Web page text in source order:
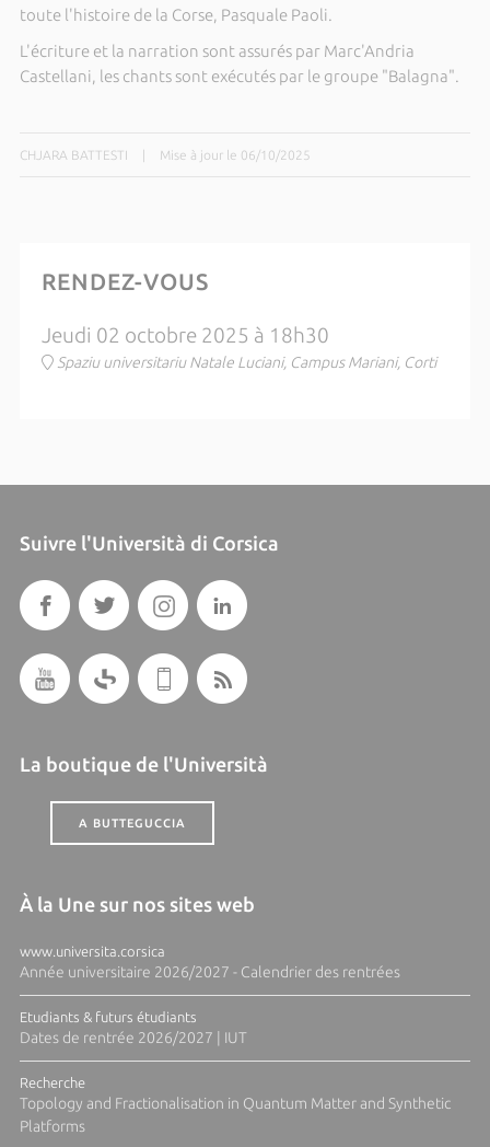
toute l'histoire de la Corse, Pasquale Paoli.
L'écriture et la narration sont assurés par Marc'Andria
Castellani, les chants sont exécutés par le groupe "Balagna".
CHJARA BATTESTI Mise à jour le 06/10/2025
RENDEZ-VOUS
Jeudi 02 octobre 2025 à 18h30
Spaziu universitariu Natale Luciani, Campus Mariani, Corti
Suivre l'Università di Corsica
La boutique de l'Università
A BUTTEGUCCIA
À la Une sur nos sites web
www.universita.corsica
Année universitaire 2026/2027 - Calendrier des rentrées
Etudiants & futurs étudiants
Dates de rentrée 2026/2027 | IUT
Recherche
Topology and Fractionalisation in Quantum Matter and Synthetic
Platforms